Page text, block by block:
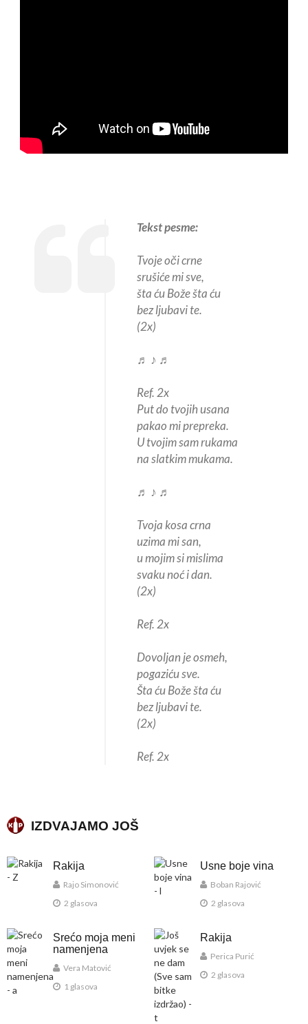
Tekst pesme:
Tvoje oči crne
srušiće mi sve,
šta ću Bože šta ću
bez ljubavi te.
(2x)
♬ ♪ ♬
Ref. 2x
Put do tvojih usana
pakao mi prepreka.
U tvojim sam rukama
na slatkim mukama.
♬ ♪ ♬
Tvoja kosa crna
uzima mi san,
u mojim si mislima
svaku noć i dan.
(2x)
Ref. 2x
Dovoljan je osmeh,
pogaziću sve.
Šta ću Bože šta ću
bez ljubavi te.
(2x)
Ref. 2x
IZDVAJAMO JOŠ
Rakija
Rajo Simonović
2 glasova
Usne boje vina
Boban Rajović
2 glasova
Srećo moja meni
namenjena
Vera Matović
1 glasova
Rakija
Perica Purić
2 glasova